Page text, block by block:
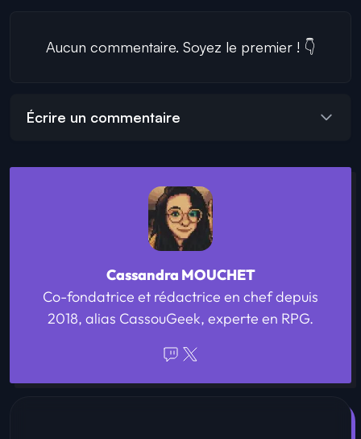
Aucun commentaire. Soyez le premier ! 👇
Écrire un commentaire
Cassandra MOUCHET
Co-fondatrice et rédactrice en chef depuis
2018, alias CassouGeek, experte en RPG.